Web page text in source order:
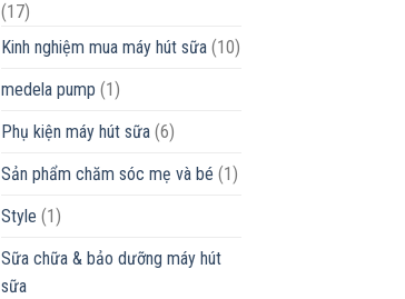
(17)
Kinh nghiệm mua máy hút sữa(10)
medela pump (1)
Phụ kiện máy hút sữa(6)
Sản phẩm chăm sóc mẹ và bé (1)
Style (1)
Sữa chữa & bảo dưỡng máy hút
sữa